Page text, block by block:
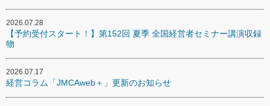
2026.07.28
【予約受付スタート！】第152回 夏季 全国経営者セミナー講演収録
物
2026.07.17
経営コラム「JMCAweb＋」更新のお知らせ